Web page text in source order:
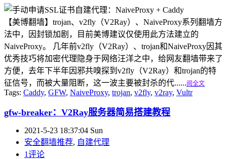
【美博翻墙】trojan、v2fly（V2Ray）、NaiveProxy系列翻墙方
法中，因封锁加剧，目前美博建议仅使用此方法建立的
NaiveProxy。 几年前v2fly（V2Ray）、trojan和NaiveProxy因其
优秀技巧将加密代理隐身于网络汪洋之中，给网友翻墙带来了
方便，去年下半年因邪共嗅探到v2fly（V2Ray）和trojan的特
征信号，而被大量阻断，这一波主要被封杀的代......阅全文
Tags: Caddy, GFW, NaiveProxy, trojan, v2fly, v2ray, Vultr
gfw-breaker：V2Ray服务器简易搭建教程
2021-5-23 18:37:04 Sun
安全翻墙推荐, 自建代理
1评论